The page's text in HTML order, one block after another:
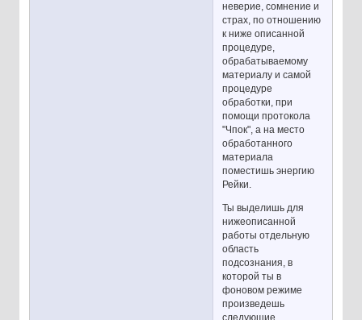
неверие, сомнение и
страх, по отношению
к ниже описанной
процедуре,
обрабатываемому
материалу и самой
процедуре
обработки, при
помощи протокола
"Чпок", а на место
обработанного
материала
поместишь энергию
Рейки.
Ты выделишь для
нижеописанной
работы отдельную
область
подсознания, в
которой ты в
фоновом режиме
произведешь
следующие